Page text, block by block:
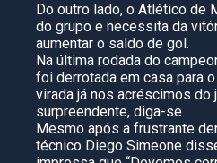
Do outro lado, o Atlético de
do grupo e necessita da
aumentar o saldo de gol.
Na última rodada do
foi derrotada em casa para
virada já nos acréscimos do
surpreendente, diga-se.
Mesmo após a frustrante
técnico Diego Simeone